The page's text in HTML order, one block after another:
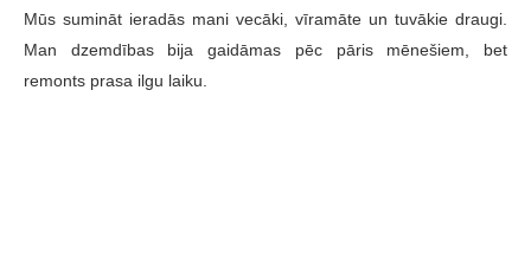
Mūs sumināt ieradās mani vecāki, vīramāte un tuvākie draugi.
Man dzemdības bija gaidāmas pēc pāris mēnešiem, bet
remonts prasa ilgu laiku.